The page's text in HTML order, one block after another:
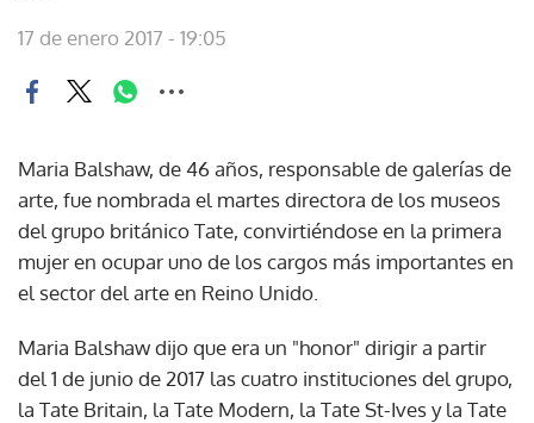
17 de enero 2017 - 19:05
Maria Balshaw, de 46 años, responsable de galerías de
arte, fue nombrada el martes directora de los museos
del grupo británico Tate, convirtiéndose en la primera
mujer en ocupar uno de los cargos más importantes en
el sector del arte en Reino Unido.
Maria Balshaw dijo que era un "honor" dirigir a partir
del 1 de junio de 2017 las cuatro instituciones del grupo,
la Tate Britain, la Tate Modern, la Tate St-Ives y la Tate